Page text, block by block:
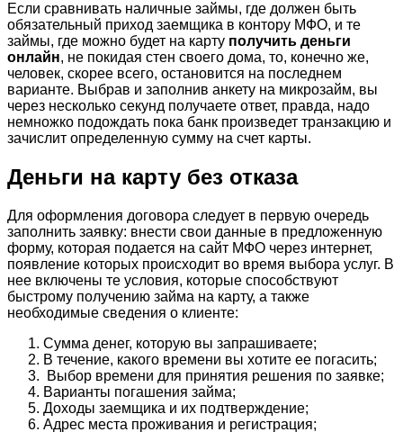
Если сравнивать наличные займы, где должен быть
обязательный приход заемщика в контору МФО, и те
займы, где можно будет на карту получить деньги
онлайн, не покидая стен своего дома, то, конечно же,
человек, скорее всего, остановится на последнем
варианте. Выбрав и заполнив анкету на микрозайм, вы
через несколько секунд получаете ответ, правда, надо
немножко подождать пока банк произведет транзакцию и
зачислит определенную сумму на счет карты.
Деньги на карту без отказа
Для оформления договора следует в первую очередь
заполнить заявку: внести свои данные в предложенную
форму, которая подается на сайт МФО через интернет,
появление которых происходит во время выбора услуг. В
нее включены те условия, которые способствуют
быстрому получению займа на карту, а также
необходимые сведения о клиенте:
Сумма денег, которую вы запрашиваете;
В течение, какого времени вы хотите ее погасить;
Выбор времени для принятия решения по заявке;
Варианты погашения займа;
Доходы заемщика и их подтверждение;
Адрес места проживания и регистрация;